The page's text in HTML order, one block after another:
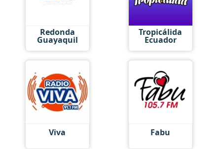
Redonda
Guayaquil
Tropicálida
Ecuador
Viva Fabu